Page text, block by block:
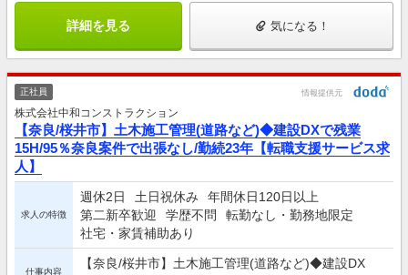
詳細を見る 気になる！
正社員 情報提供元
株式会社中和コンストラクション
【奈良/桜井市】土木施工管理(道路など)◆建設DXで残業
15H/95％奈良案件で出張なし/勤続23年【転職支援サービス求
人】
求人の特徴
週休2日 土日祝休み
年間休日120日以上
第二新卒歓迎
学歴不問
転勤なし・勤務地限定
社宅・家賃補助あり
仕事内容
【奈良/桜井市】土木施工管理(道路など)◆建設DX